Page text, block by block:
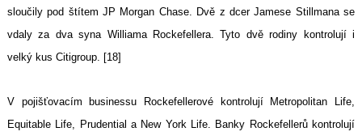
sloučily pod štítem JP Morgan Chase. Dvě z dcer Jamese Stillmana se
vdaly za dva syna Williama Rockefellera. Tyto dvě rodiny kontrolují i
velký kus Citigroup. [18]
V pojišťovacím businessu Rockefellerové kontrolují Metropolitan Life,
Equitable Life, Prudential a New York Life. Banky Rockefellerů kontrolují